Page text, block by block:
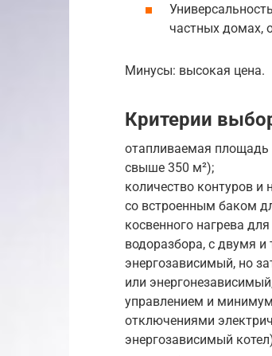
частных домах,
Минусы: высокая цена.
Критерии
отапливаемая
свыше 350 м²);
количество контуров
со встроенным баком
косвенного нагрева
водоразбора, с двумя и
энергозависимый, но
или
управлением и
отключениями
энергозависимый